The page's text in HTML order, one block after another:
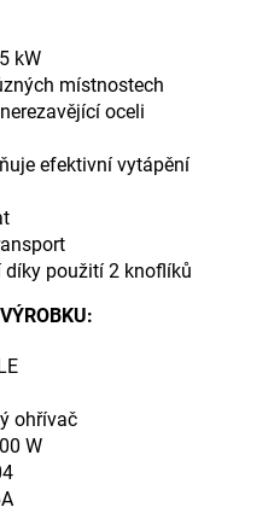
kW
místnostech
oceli
efektivní vytápění
použití 2 knoflíků
ohřívač
W